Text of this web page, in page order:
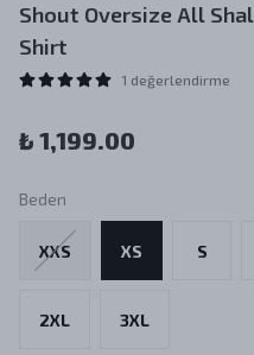
Shout Oversize All
Shirt
1 değerlendirme
₺ 1,199.00
Beden
XXS XS S
2XL 3XL